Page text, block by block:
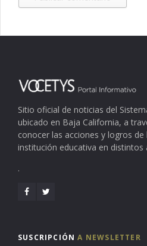
Sitio oficial de noticias del
ubicado en Baja California, a
conocer las acciones y logros
institución educativa en distintos
.
SUSCRIPCIÓNA NEWSLETTER